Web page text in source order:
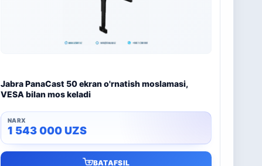
Jabra PanaCast 50 ekran o'rnatish moslamasi,
VESA bilan mos keladi
1 543 000UZS
BATAFSIL